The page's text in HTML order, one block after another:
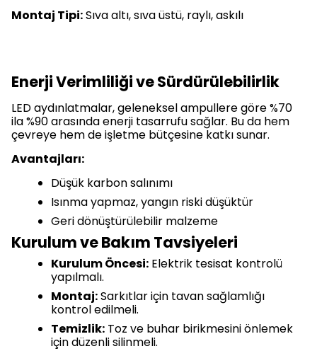
Montaj Tipi:Sıva altı, sıva üstü, raylı, askılı
Enerji Verimliliği ve Sürdürülebilirlik
LED aydınlatmalar, geleneksel ampullere göre %70
ila %90 arasında enerji tasarrufu sağlar. Bu da hem
çevreye hem de işletme bütçesine katkı sunar.
Avantajları:
Düşük karbon salınımı
Isınma yapmaz, yangın riski düşüktür
Geri dönüştürülebilir malzeme
Kurulum ve Bakım Tavsiyeleri
Kurulum Öncesi: Elektrik tesisat kontrolü
yapılmalı.
Montaj:Sarkıtlar için tavan sağlamlığı
kontrol edilmeli.
Temizlik: Toz ve buhar birikmesini önlemek
için düzenli silinmeli.